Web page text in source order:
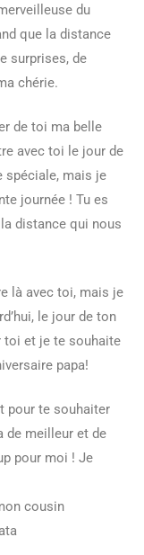
du
que la distance
surprises, de
chérie.
de toi ma belle
avec toi le jour de
spéciale, mais je
journée ! Tu es
distance qui nous
là avec toi, mais je
le jour de ton
toi et je te souhaite
papa!
pour te souhaiter
de meilleur et de
pour moi ! Je
cousin